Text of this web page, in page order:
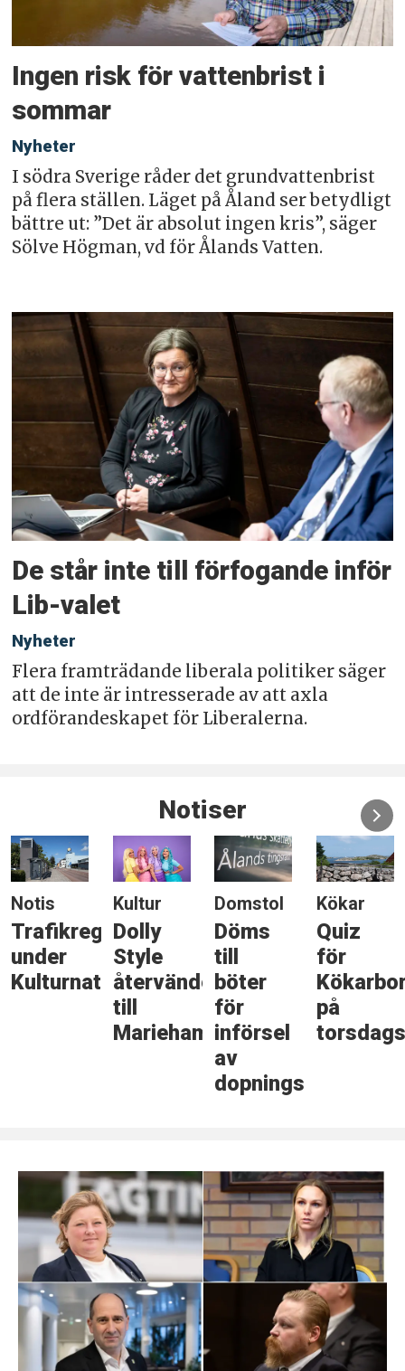
Ingen risk för vattenbrist i
sommar
Nyheter
I södra Sverige råder det grundvattenbrist
på flera ställen. Läget på Åland ser betydligt
bättre ut: ”Det är absolut ingen kris”, säger
Sölve Högman, vd för Ålands Vatten.
De står inte till förfogande inför
Lib-valet
Nyheter
Flera framträdande liberala politiker säger
att de inte är intresserade av att axla
ordförandeskapet för Liberalerna.
Notiser
Notis
Trafikreglering
under
Kulturnatten
Kultur
Dolly
Style
återvänder
till
Mariehamn
Domstol
Döms
till
böter
för
införsel
av
dopningsmedel
Kökar
Quiz
för
på